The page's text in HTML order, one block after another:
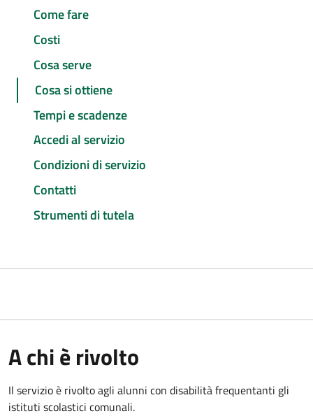
Come fare
Costi
Cosa serve
Cosa si ottiene
Tempi e scadenze
Accedi al servizio
Condizioni di servizio
Contatti
Strumenti di tutela
A chi è rivolto
Il servizio è rivolto agli alunni con disabilità frequentanti gli
istituti scolastici comunali.